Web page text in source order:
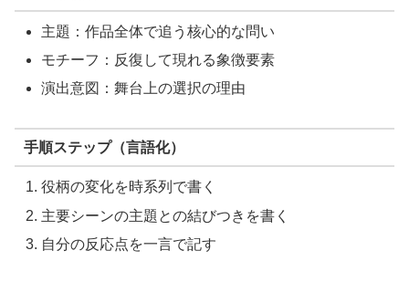
主題：作品全体で追う核心的な問い
モチーフ：反復して現れる象徴要素
演出意図：舞台上の選択の理由
手順ステップ（言語化）
役柄の変化を時系列で書く
主要シーンの主題との結びつきを書く
自分の反応点を一言で記す